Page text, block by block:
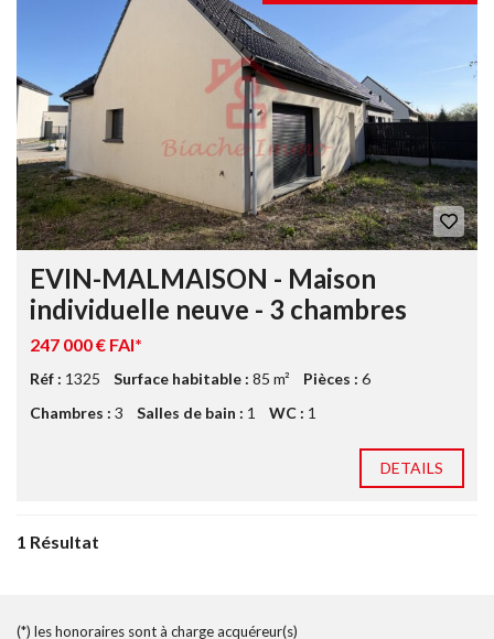
EVIN-MALMAISON - Maison
individuelle neuve - 3 chambres
247 000 € FAI*
Réf : 1325 Surface habitable : 85 m² Pièces : 6
Chambres : 3 Salles de bain : 1 WC : 1
DETAILS
1 Résultat
(*) les honoraires sont à charge acquéreur(s)